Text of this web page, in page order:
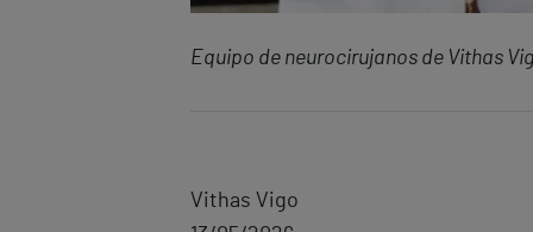
Equipo de neurocirujanos de Vithas
Vithas Vigo